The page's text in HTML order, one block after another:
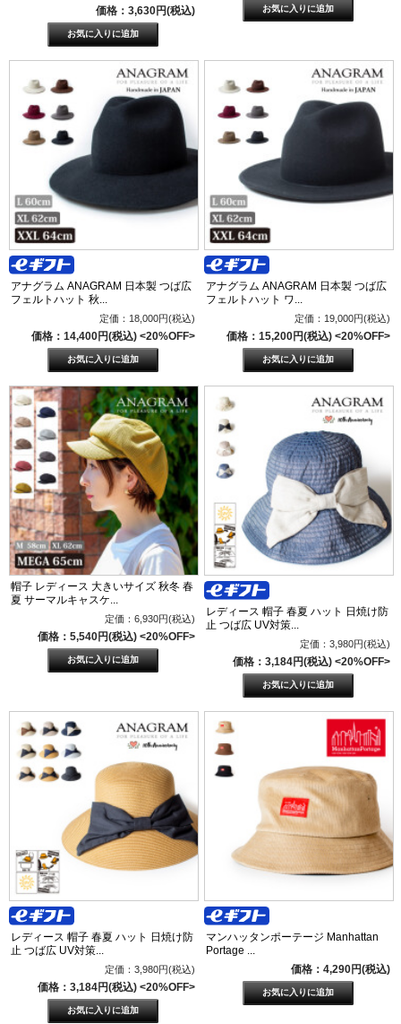
価格：3,630円(税込)
アナグラム ANAGRAM 日本製 つば広
フェルトハット 秋...
定価：18,000円(税込)
価格：14,400円(税込) <20%OFF>
アナグラム ANAGRAM 日本製 つば広
フェルトハット ワ...
定価：19,000円(税込)
価格：15,200円(税込) <20%OFF>
帽子 レディース 大きいサイズ 秋冬 春
夏 サーマルキャスケ...
定価：6,930円(税込)
価格：5,540円(税込) <20%OFF>
レディース 帽子 春夏 ハット 日焼け防
止 つば広 UV対策...
定価：3,980円(税込)
価格：3,184円(税込) <20%OFF>
レディース 帽子 春夏 ハット 日焼け防
止 つば広 UV対策...
定価：3,980円(税込)
価格：3,184円(税込) <20%OFF>
マンハッタンポーテージ Manhattan
Portage ...
価格：4,290円(税込)